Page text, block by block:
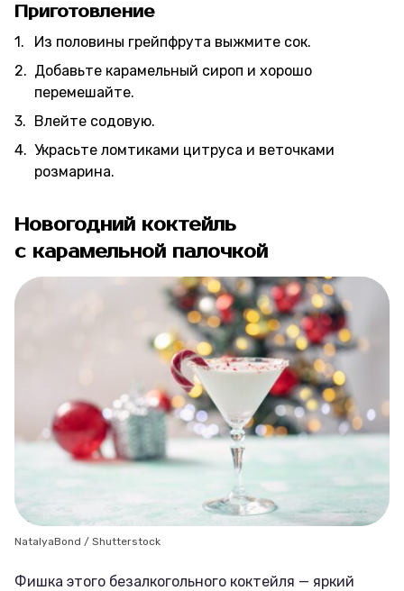
Приготовление
Из половины грейпфрута выжмите сок.
Добавьте карамельный сироп и хорошо
перемешайте.
Влейте содовую.
Украсьте ломтиками цитруса и веточками
розмарина.
Новогодний коктейль
с карамельной палочкой
NatalyaBond / Shutterstock
Фишка этого безалкогольного коктейля — яркий